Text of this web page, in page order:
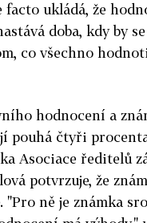
facto ukládá, že
doba, kdy by
co všechno
hodnocení a
pouhá čtyři
Asociace ředitelů
potvrzuje, že
"Pro ně je známka